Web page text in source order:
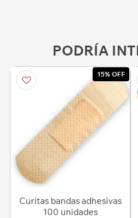
PODRÍA
15% OFF
Curitas bandas adhesivas
100 unidades